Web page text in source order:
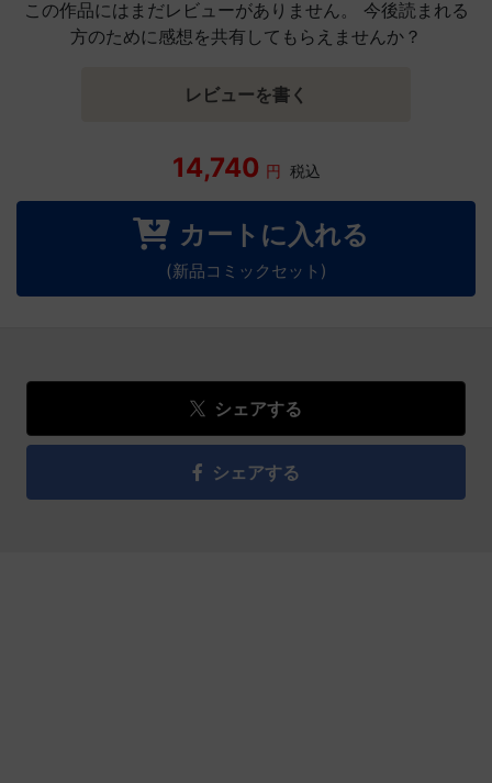
この作品にはまだレビューがありません。 今後読まれる
方のために感想を共有してもらえませんか？
レビューを書く
14,740 円 税込
カートに入れる
(新品コミックセット)
シェアする
シェアする